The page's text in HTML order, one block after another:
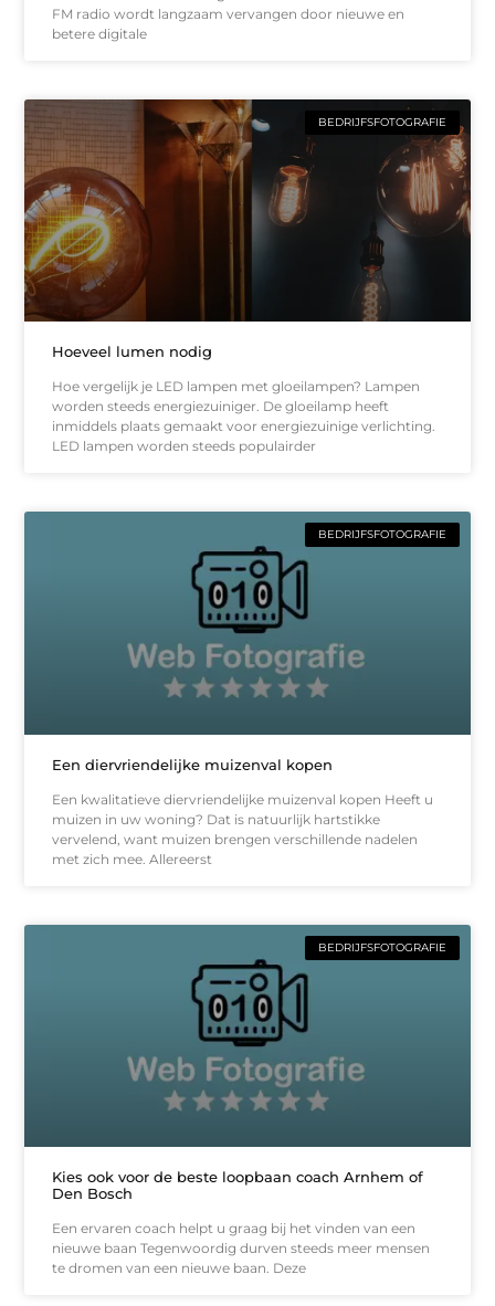
FM radio wordt langzaam vervangen door nieuwe en
betere digitale
BEDRIJFSFOTOGRAFIE
Hoeveel lumen nodig
Hoe vergelijk je LED lampen met gloeilampen? Lampen
worden steeds energiezuiniger. De gloeilamp heeft
inmiddels plaats gemaakt voor energiezuinige verlichting.
LED lampen worden steeds populairder
BEDRIJFSFOTOGRAFIE
Een diervriendelijke muizenval kopen
Een kwalitatieve diervriendelijke muizenval kopen Heeft u
muizen in uw woning? Dat is natuurlijk hartstikke
vervelend, want muizen brengen verschillende nadelen
met zich mee. Allereerst
BEDRIJFSFOTOGRAFIE
Kies ook voor de beste loopbaan coach Arnhem of
Den Bosch
Een ervaren coach helpt u graag bij het vinden van een
nieuwe baan Tegenwoordig durven steeds meer mensen
te dromen van een nieuwe baan. Deze